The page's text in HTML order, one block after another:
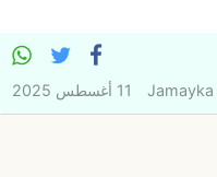
Jamayka 11 أغسطس 2025